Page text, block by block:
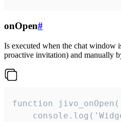
onOpen#
Is executed when the chat window
proactive invitation) and manually
function